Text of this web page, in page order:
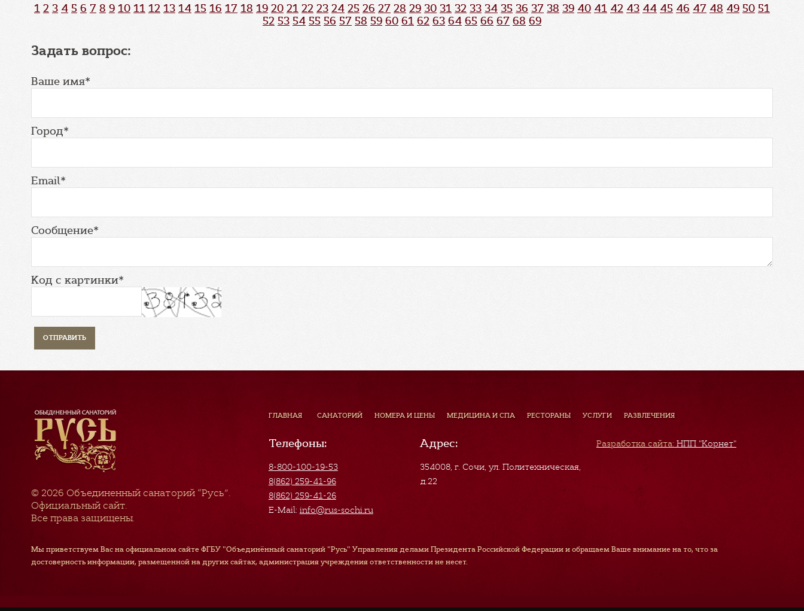
1 2 3 4 5 6 7 8 9 10 11 12 13 14 15 16 17 18 19 20 21 22 23 24 25 26 27 28 29 30 31 32 33 34 35 36 37 38 39 40 41 42 43 44 45 46 47 48 49 50 51
52 53 54 55 56 57 58 59 60 61 62 63 64 65 66 67 68 69
Задать вопрос:
Ваше имя*
Город*
Email*
Сообщение*
Код с картинки*
© 2026 Объединенный санаторий “Русь”.
Официальный сайт.
Все права защищены.
ГЛАВНАЯ САНАТОРИЙ НОМЕРА И ЦЕНЫ МЕДИЦИНА И СПА РЕСТОРАНЫ УСЛУГИ РАЗВЛЕЧЕНИЯ
Телефоны:
8-800-100-19-53
8(862) 259-41-96
8(862) 259-41-26
E-Mail: info@rus-sochi.ru
Адрес:
354008, г. Сочи,ул. Политехническая,
д.22
Разработка сайта: НПП "Корнет"
Мы приветствуем Вас на официальном сайте ФГБУ "Объединённый санаторий "Русь" Управления делами Президента Российской Федерации и обращаем Ваше внимание на то, что за
достоверность информации, размещенной на других сайтах, администрация учреждения ответственности не несет.